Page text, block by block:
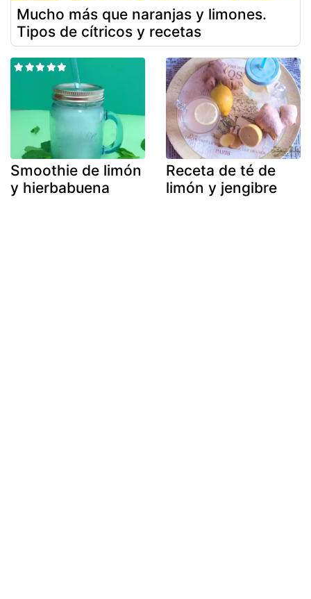
Mucho más que naranjas y limones.
Tipos de cítricos y recetas
Smoothie de limón
y hierbabuena
Receta de té de
limón y jengibre